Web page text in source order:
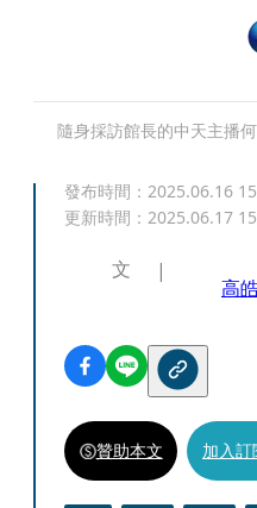
隨身採訪館長的中天主播
發布時間： 2025.06.16
更新時間： 2025.06.17
文
高
贊助本文 加入訂